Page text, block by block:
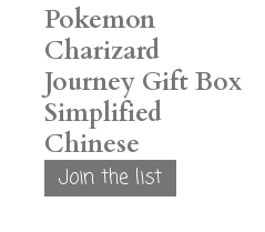
Pokemon
Charizard
Journey Gift Box
Simplified
Chinese
Join the list